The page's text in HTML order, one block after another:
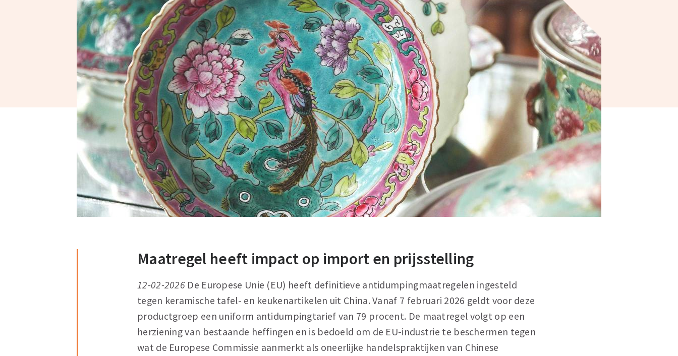
Maatregel heeft impact op import en prijsstelling
12-02-2026 De Europese Unie (EU) heeft definitieve antidumpingmaatregelen ingesteld
tegen keramische tafel- en keukenartikelen uit China. Vanaf 7 februari 2026 geldt voor deze
productgroep een uniform antidumpingtarief van 79 procent. De maatregel volgt op een
herziening van bestaande heffingen en is bedoeld om de EU-industrie te beschermen tegen
wat de Europese Commissie aanmerkt als oneerlijke handelspraktijken van Chinese